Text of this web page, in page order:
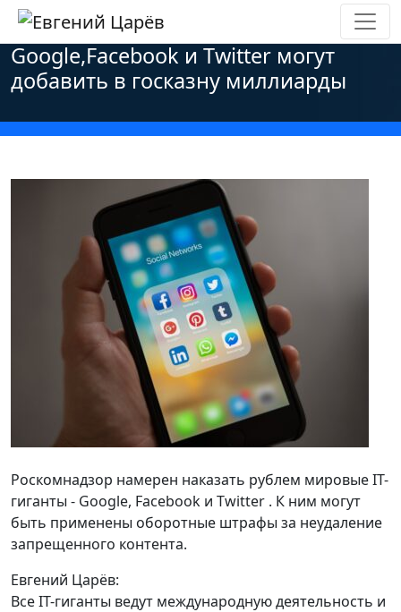
Главная»Новости»Проверки регуляторов
Google,Facebook и Twitter могут
добавить в госказну миллиарды
Роскомнадзор намерен наказать рублем мировые IT-
гиганты - Google, Facebook и Twitter . К ним могут
быть применены оборотные штрафы за неудаление
запрещенного контента.
Евгений Царёв:
Все IT-гиганты ведут международную деятельность и